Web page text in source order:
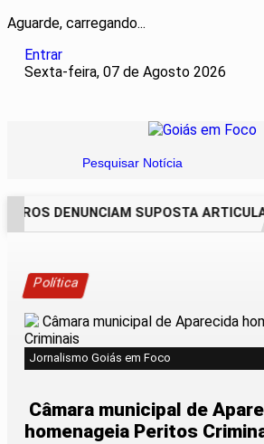
Aguarde, carregando...
Entrar
Sexta-feira, 07 de Agosto 2026
Pesquisar Notícia
DENUNCIAM SUPOSTA
Política
Jornalismo Goiás em Foco
Câmara municipal de
homenageia Peritos